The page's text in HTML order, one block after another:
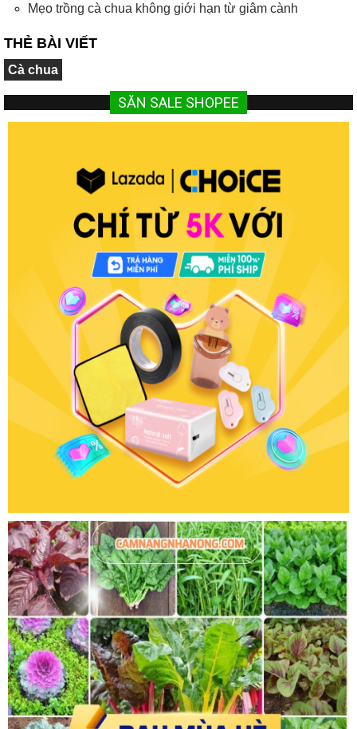
Mẹo trồng cà chua không giới hạn từ giâm cành
THẺ BÀI VIẾT
Cà chua
SĂN SALE SHOPEE